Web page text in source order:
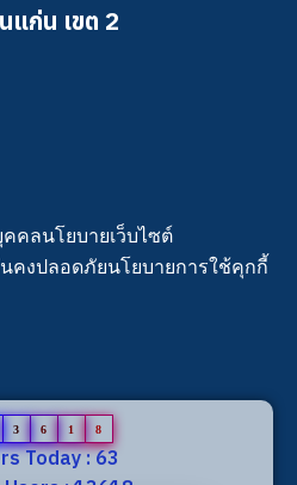
แก่น เขต 2
คคลนโยบายเว็บไซต์
คงปลอดภัยนโยบายการใช้คุกกี้
3 6 1 8
Today : 63